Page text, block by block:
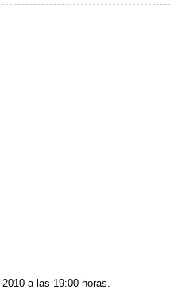
a las 19:00 horas.